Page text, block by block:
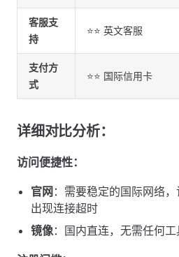
客服支
持
⭐⭐ 英文客服
支付方
式
⭐⭐ 国际信用卡
详细对比分析：
访问便捷性：
官网 ：需要稳定的国际网络
出现连接超时
镜像：国内直连，无需任何